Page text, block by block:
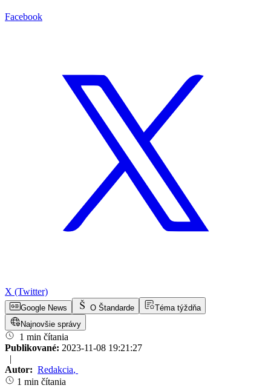
Facebook
X (Twitter)
Google News O Štandarde
Téma týždňa
Najnovšie správy
1 min čítania
Publikované: 2023-11-08 19:21:27
|
Autor: Redakcia,
1 min čítania